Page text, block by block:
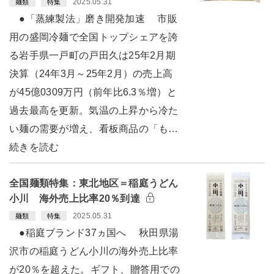
麺類 特集 2025.05.31
●「蒸練製法」磨き開発加速 市販
用の盛岡冷麺で全国トップシェアを誇
る岩手県一戸町の戸田久は25年2月期
決算（24年3月～25年2月）の売上高
が45億0309万円（前年比6.3％増）と
過去最高を更新。気温の上昇から冷た
い麺の需要が増え、看板商品の「も…
続きを読む
全国麺類特集：東北地区＝稲庭うどん
小川 海外売上比率20％到達
麺類 特集 2025.05.31
●稲庭ブランド37ヵ国へ 秋田県湯
沢市の稲庭うどん小川の海外売上比率
が20％を超えた。ギフト、贈答用での